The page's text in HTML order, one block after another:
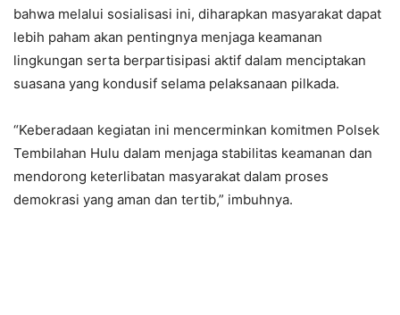
bahwa melalui sosialisasi ini, diharapkan masyarakat dapat
lebih paham akan pentingnya menjaga keamanan
lingkungan serta berpartisipasi aktif dalam menciptakan
suasana yang kondusif selama pelaksanaan pilkada.
“Keberadaan kegiatan ini mencerminkan komitmen Polsek
Tembilahan Hulu dalam menjaga stabilitas keamanan dan
mendorong keterlibatan masyarakat dalam proses
demokrasi yang aman dan tertib,” imbuhnya.